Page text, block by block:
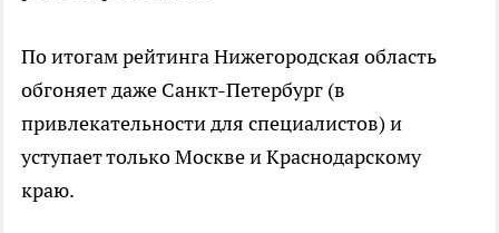
По итогам рейтинга Нижегородская область
обгоняет даже Санкт-Петербург (в
привлекательности для специалистов) и
уступает только Москве и Краснодарскому
краю.